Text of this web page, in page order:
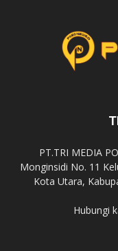
PT.TRI MEDIA
Monginsidi No. 11
Kota Utara,
Hubungi